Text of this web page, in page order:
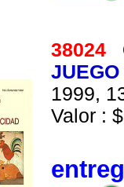
38024
1999,
Valor :